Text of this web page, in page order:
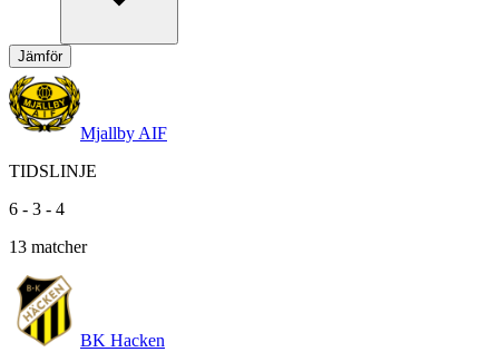
Jämför
Mjallby AIF
TIDSLINJE
6 - 3 - 4
13 matcher
BK Hacken